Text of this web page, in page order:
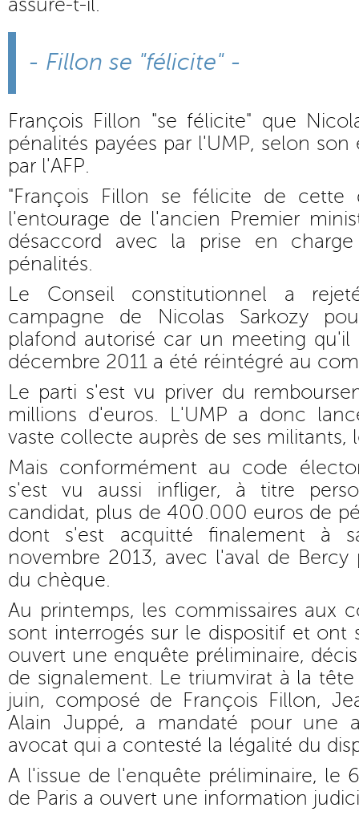
assure-t-il.
- Fillon se "félicite" -
François Fillon "se félicite" que
pénalités payées par l'UMP, selon
par l'AFP.
"François Fillon se félicite de cette
l'entourage de l'ancien Premier
désaccord avec la prise en
pénalités.
Le Conseil constitutionnel a
campagne de Nicolas Sarkozy
plafond autorisé car un meeting
décembre 2011 a été réintégré au
Le parti s'est vu priver du
millions d'euros. L'UMP a donc
vaste collecte auprès de ses militants,
Mais conformément au code
s'est vu aussi infliger, à titre
candidat, plus de 400.000 euros de
dont s'est acquitté finalement à
novembre 2013, avec l'aval de Bercy
du chèque.
Au printemps, les commissaires aux
sont interrogés sur le dispositif et ont
ouvert une enquête préliminaire,
de signalement. Le triumvirat à la
juin, composé de François Fillon,
Alain Juppé, a mandaté pour une
avocat qui a contesté la légalité du
A l'issue de l'enquête préliminaire, le
de Paris a ouvert une information